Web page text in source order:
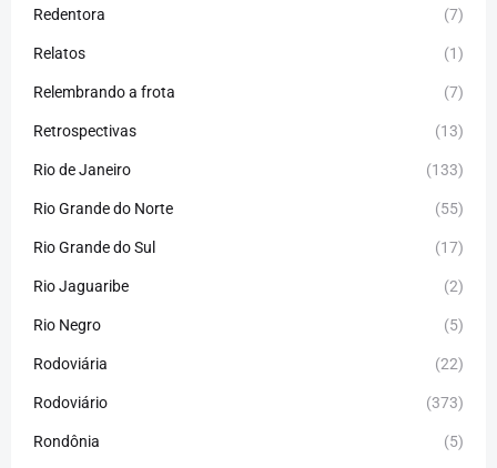
Redentora (7)
Relatos (1)
Relembrando a frota (7)
Retrospectivas (13)
Rio de Janeiro (133)
Rio Grande do Norte (55)
Rio Grande do Sul (17)
Rio Jaguaribe (2)
Rio Negro (5)
Rodoviária (22)
Rodoviário (373)
Rondônia (5)